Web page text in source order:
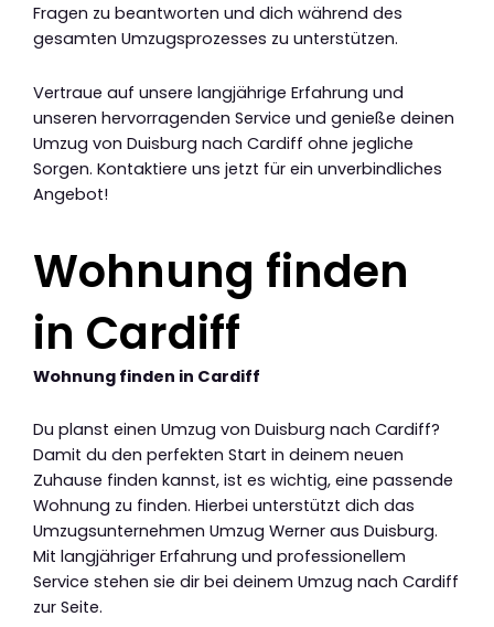
Fragen zu beantworten und dich während des
gesamten Umzugsprozesses zu unterstützen.
Vertraue auf unsere langjährige Erfahrung und
unseren hervorragenden Service und genieße deinen
Umzug von Duisburg nach Cardiff ohne jegliche
Sorgen. Kontaktiere uns jetzt für ein unverbindliches
Angebot!
Wohnung finden
in Cardiff
Wohnung finden in Cardiff
Du planst einen Umzug von Duisburg nach Cardiff?
Damit du den perfekten Start in deinem neuen
Zuhause finden kannst, ist es wichtig, eine passende
Wohnung zu finden. Hierbei unterstützt dich das
Umzugsunternehmen Umzug Werner aus Duisburg.
Mit langjähriger Erfahrung und professionellem
Service stehen sie dir bei deinem Umzug nach Cardiff
zur Seite.